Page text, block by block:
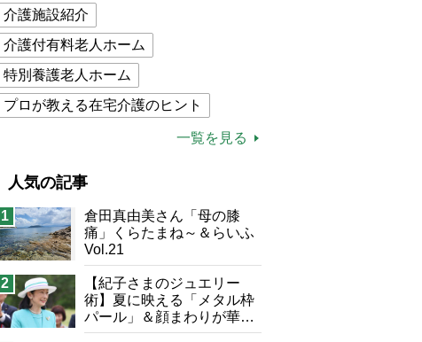
介護施設紹介
介護付有料老人ホーム
特別養護老人ホーム
プロが教える在宅介護のヒント
介護食
猫が母になつきません
息子の遠距離介護サバイバル術
兄がボケました
予防法
一覧を見る
人気の記事
1
倉田真由美さん「母の膝
痛」くらたまね～＆らいふ
Vol.21
2
【紀子さまのジュエリー
術】夏に映える「メタル枠
パール」＆顔まわりが華や
ぐ「揺れる一粒」の使い分